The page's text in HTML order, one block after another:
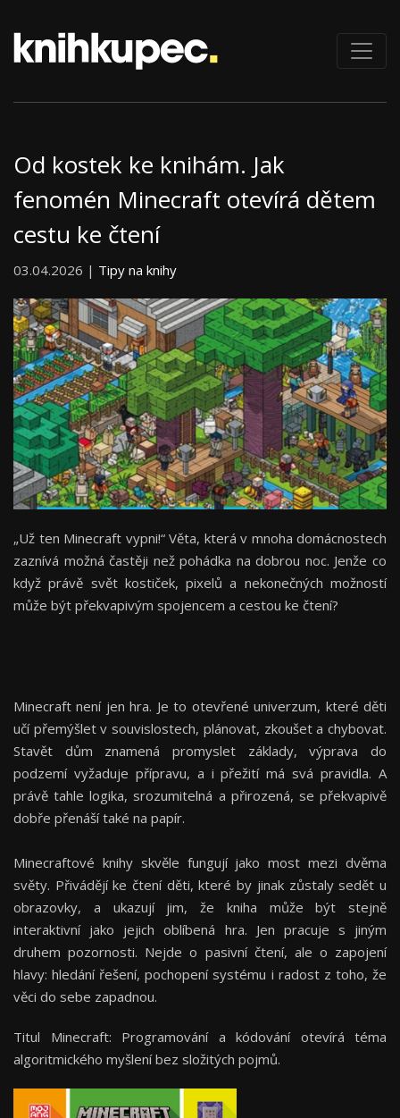
Od kostek ke knihám. Jak
fenomén Minecraft otevírá dětem
cestu ke čtení
03.04.2026 | Tipy na knihy
„Už ten Minecraft vypni!“ Věta, která v mnoha domácnostech
zaznívá možná častěji než pohádka na dobrou noc. Jenže co
když právě svět kostiček, pixelů a nekonečných možností
může být překvapivým spojencem a cestou ke čtení?
Minecraft není jen hra. Je to otevřené univerzum, které děti
učí přemýšlet v souvislostech, plánovat, zkoušet a chybovat.
Stavět dům znamená promyslet základy, výprava do
podzemí vyžaduje přípravu, a i přežití má svá pravidla. A
právě tahle logika, srozumitelná a přirozená, se překvapivě
dobře přenáší také na papír.
Minecraftové knihy skvěle fungují jako most mezi dvěma
světy. Přivádějí ke čtení děti, které by jinak zůstaly sedět u
obrazovky, a ukazují jim, že kniha může být stejně
interaktivní jako jejich oblíbená hra. Jen pracuje s jiným
druhem pozornosti. Nejde o pasivní čtení, ale o zapojení
hlavy: hledání řešení, pochopení systému i radost z toho, že
věci do sebe zapadnou.
Titul Minecraft: Programování a kódování otevírá téma
algoritmického myšlení bez složitých pojmů.